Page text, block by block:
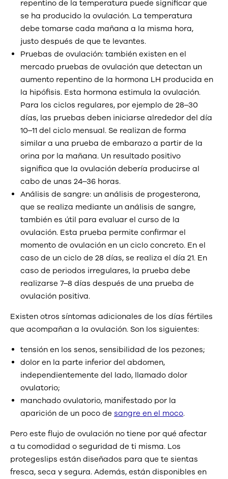
repentino de la temperatura puede significar que
se ha producido la ovulación. La temperatura
debe tomarse cada mañana a la misma hora,
justo después de que te levantes.
Pruebas de ovulación: también existen en el
mercado pruebas de ovulación que detectan un
aumento repentino de la hormona LH producida en
la hipófisis. Esta hormona estimula la ovulación.
Para los ciclos regulares, por ejemplo de 28–30
días, las pruebas deben iniciarse alrededor del día
10–11 del ciclo mensual. Se realizan de forma
similar a una prueba de embarazo a partir de la
orina por la mañana. Un resultado positivo
significa que la ovulación debería producirse al
cabo de unas 24–36 horas.
Análisis de sangre: un análisis de progesterona,
que se realiza mediante un análisis de sangre,
también es útil para evaluar el curso de la
ovulación. Esta prueba permite confirmar el
momento de ovulación en un ciclo concreto. En el
caso de un ciclo de 28 días, se realiza el día 21. En
caso de periodos irregulares, la prueba debe
realizarse 7–8 días después de una prueba de
ovulación positiva.
Existen otros síntomas adicionales de los días fértiles
que acompañan a la ovulación. Son los siguientes:
tensión en los senos, sensibilidad de los pezones;
dolor en la parte inferior del abdomen,
independientemente del lado, llamado dolor
ovulatorio;
manchado ovulatorio, manifestado por la
aparición de un poco de sangre en el moco.
Pero este flujo de ovulación no tiene por qué afectar
a tu comodidad o seguridad de ti misma. Los
protegeslips están diseñados para que te sientas
fresca, seca y segura. Además, están disponibles en